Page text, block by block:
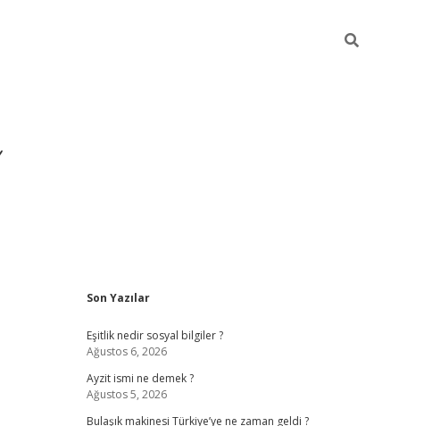
Sidebar
Son Yazılar
Eşitlik nedir sosyal bilgiler ?
Ağustos 6, 2026
Ayzit ismi ne demek ?
Ağustos 5, 2026
Bulaşık makinesi Türkiye’ye ne zaman geldi ?